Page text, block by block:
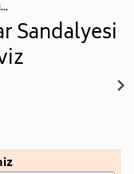
Sandalyesi